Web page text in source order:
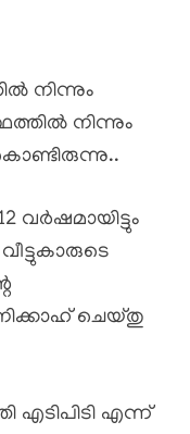
നിന്നും
നിന്നും
വർഷമായിട്ടും
ചെയ്തു
എടിപിടി എന്ന്